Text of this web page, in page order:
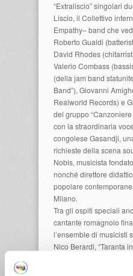
“Extraliscio” singolari
Liscio, il Collettivo
Empathy– band che
Roberto Gualdi
David Rhodes
Valerio Combass
(della jam band
Band”), Giovanni
Realworld Records) e
del gruppo
con la straordinaria
congolese Gasandji,
richieste della scena
Nobis, musicista
nonché direttore
popolare
Milano.
Tra gli ospiti speciali
cantante romagnolo
l’ensemble di musicisti
Nico Berardi, “Taranta